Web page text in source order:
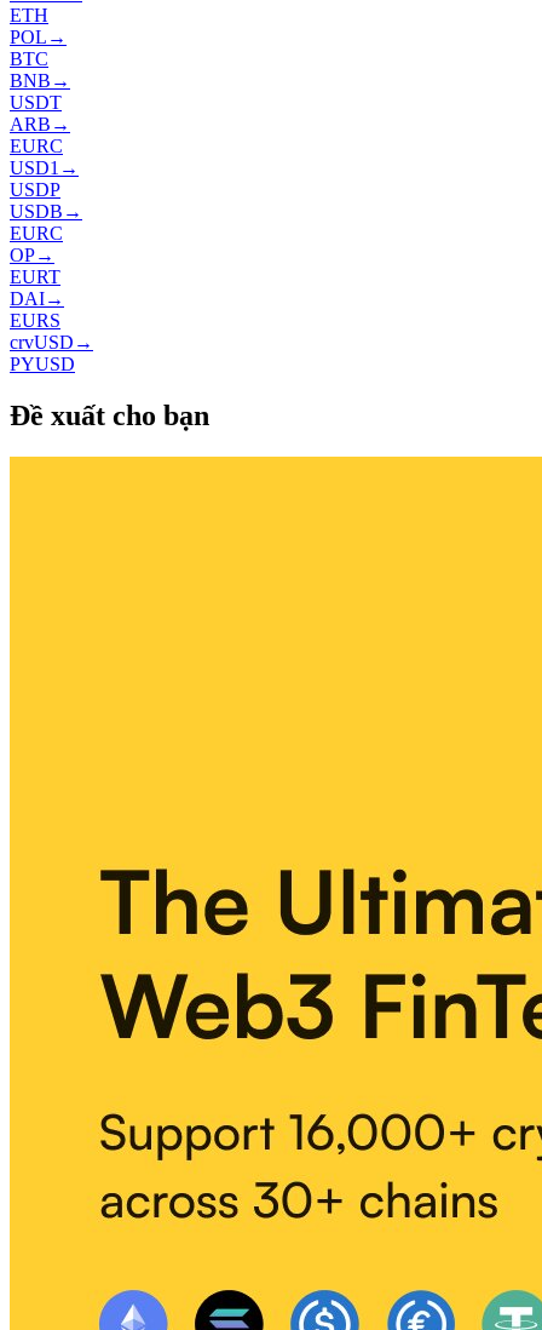
ETH
POL →
BTC
BNB →
USDT
ARB →
EURC
USD1 →
USDP
USDB →
EURC
OP→
EURT
DAI→
EURS
crvUSD →
PYUSD
Đề xuất cho bạn